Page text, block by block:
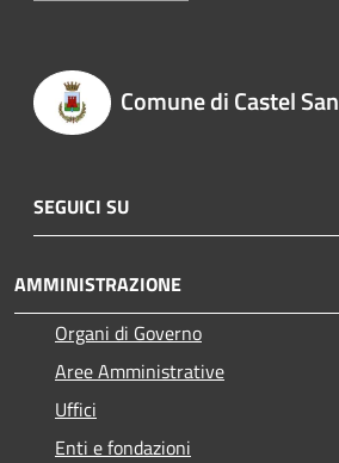
Comune di Castel
SEGUICI SU
AMMINISTRAZIONE
Organi di Governo
Aree Amministrative
Uffici
Enti e fondazioni